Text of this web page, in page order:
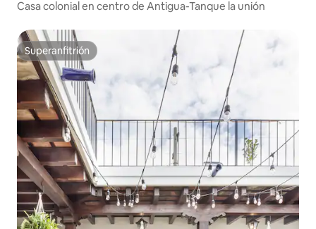
Casa colonial en centro de Antigua-Tanque la unión
Superanfitrión
Superanfitrión